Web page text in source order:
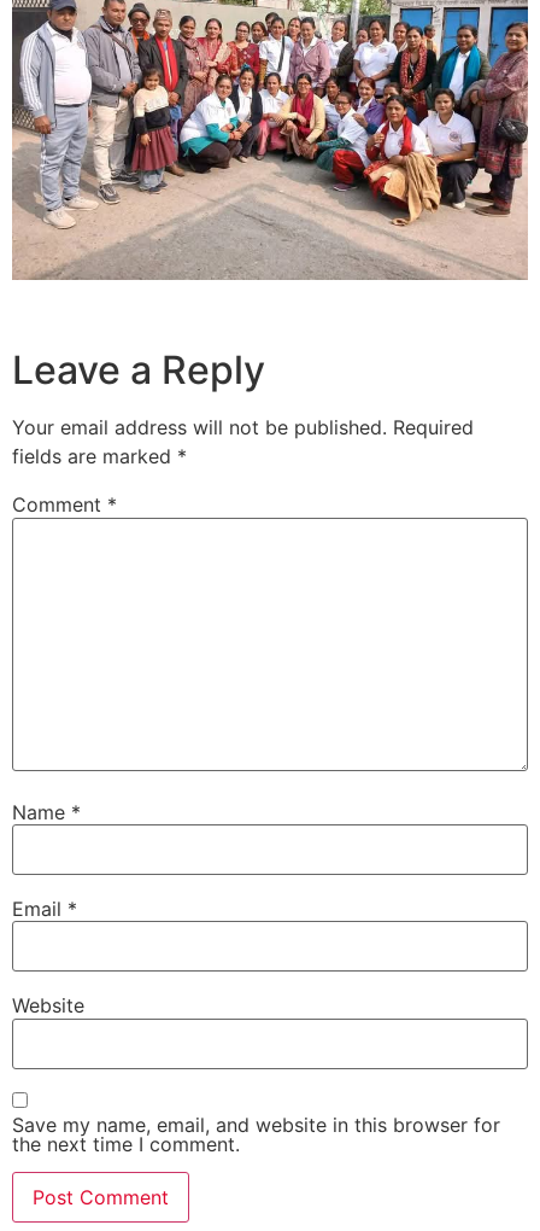
Leave a Reply
Your email address will not be published. Required
fields are marked *
Comment *
Name *
Email *
Website
Save my name, email, and website in this browser for
the next time I comment.